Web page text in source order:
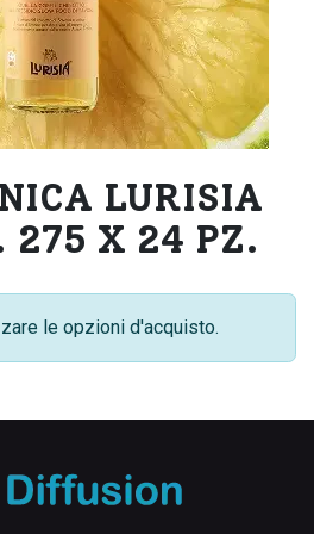
LURISIA
275 X 24 PZ.
le opzioni d'acquisto.